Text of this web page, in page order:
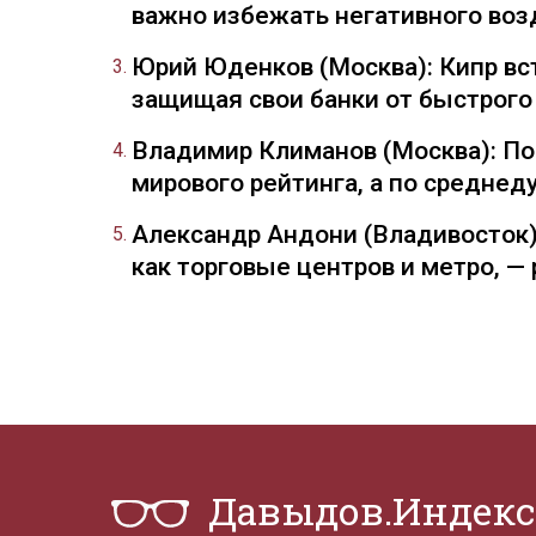
важно избежать негативного
Юрий Юденков (Москва): Кипр
защищая свои банки от быстрого
Владимир Климанов (Москва):
мирового рейтинга, а по
Александр Андони
как торговые центров и метро,
Давыдов.Индекс